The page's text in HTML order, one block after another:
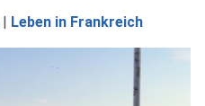
Leben in Frankreich